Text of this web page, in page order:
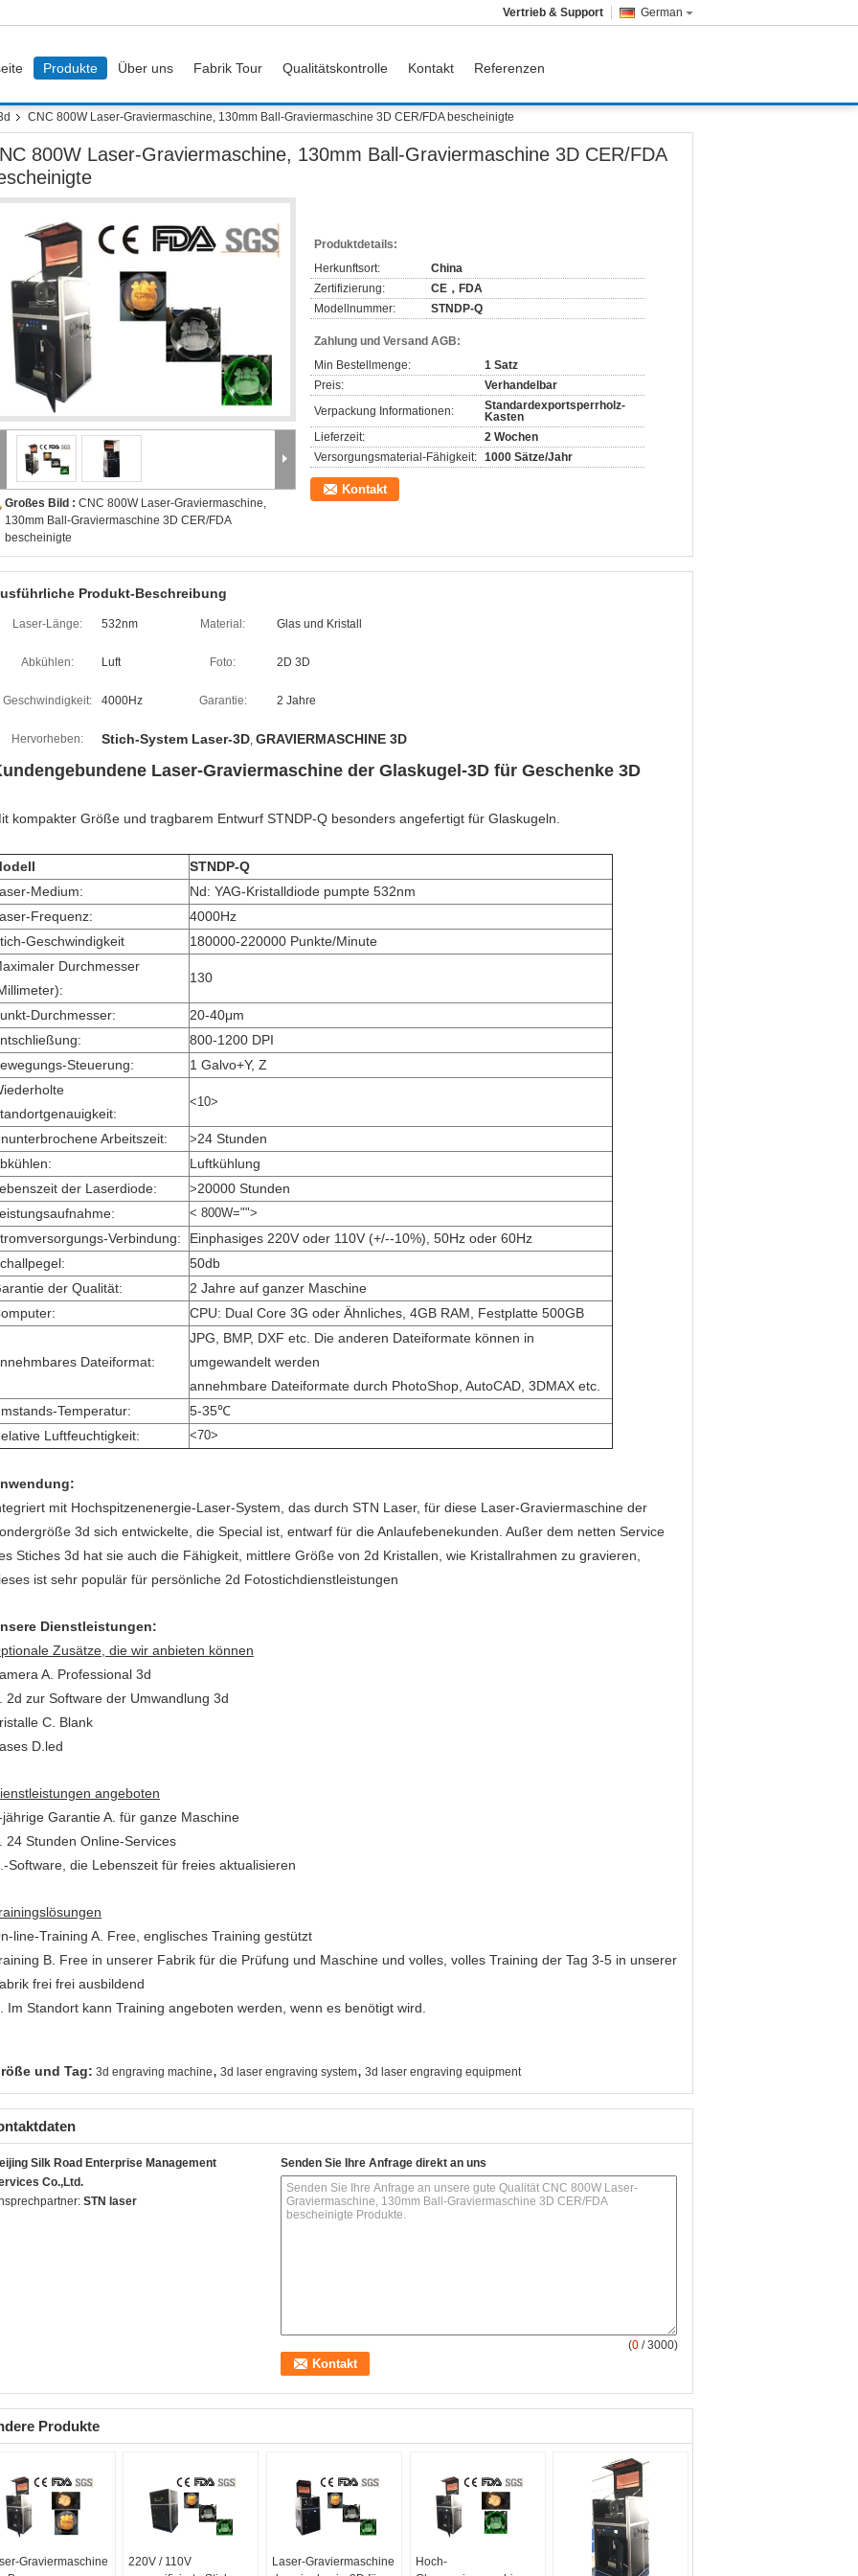
German
Vertrieb & Support
Produkte Über uns Fabrik Tour Qualitätskontrolle Kontakt Referenzen
CNC 800W Laser-Graviermaschine, 130mm Ball-Graviermaschine 3D CER/FDA bescheinigte
800W Laser-Graviermaschine, 130mm Ball-Graviermaschine 3D CER/FDA
Großes Bild : CNC 800W Laser-Graviermaschine,
130mm Ball-Graviermaschine 3D CER/FDA
bescheinigte
Produktdetails:
Herkunftsort:
China
Zertifizierung:
CE，FDA
Modellnummer:
STNDP-Q
Zahlung und Versand AGB:
Min Bestellmenge:
1 Satz
Preis:
Verhandelbar
Verpackung Informationen:
Standardexportsperrholz-
Kasten
Lieferzeit:
2 Wochen
Versorgungsmaterial-Fähigkeit: 1000 Sätze/Jahr
Kontakt
Produkt-Beschreibung
Laser-Länge: 532nm Material: Glas und Kristall
Abkühlen: Luft Foto: 2D 3D
Geschwindigkeit: 4000Hz Garantie: 2 Jahre
Hervorheben: Stich-System Laser-3D, GRAVIERMASCHINE 3D
Laser-Graviermaschine der Glaskugel-3D für Geschenke 3D
kompakter Größe und tragbarem Entwurf STNDP-Q besonders angefertigt für Glaskugeln.
STNDP-Q
Medium:
Nd: YAG-Kristalldiode pumpte 532nm
Frequenz:
4000Hz
Geschwindigkeit
180000-220000 Punkte/Minute
Durchmesser
130
Durchmesser:
20-40μm
800-1200 DPI
Steuerung:
1 Galvo+Y, Z
<10>
Arbeitszeit: >24 Stunden
Luftkühlung
der Laserdiode:
>20000 Stunden
< 800W="">
Verbindung:
Einphasiges 220V oder 110V (+/--10%), 50Hz oder 60Hz
50db
der Qualität:
2 Jahre auf ganzer Maschine
CPU: Dual Core 3G oder Ähnliches, 4GB RAM, Festplatte 500GB
Dateiformat:
JPG, BMP, DXF etc. Die anderen Dateiformate können in
umgewandelt werden
annehmbare Dateiformate durch PhotoShop, AutoCAD, 3DMAX etc.
Temperatur:
5-35℃
Luftfeuchtigkeit:
<70>
mit Hochspitzenenergie-Laser-System, das durch STN Laser, für diese Laser-Graviermaschine der
3d sich entwickelte, die Special ist, entwarf für die Anlaufebenekunden. Außer dem netten Service
Stiches 3d hat sie auch die Fähigkeit, mittlere Größe von 2d Kristallen, wie Kristallrahmen zu gravieren,
ist sehr populär für persönliche 2d Fotostichdienstleistungen
Dienstleistungen:
Zusätze, die wir anbieten können
A. Professional 3d
2d zur Software der Umwandlung 3d
C. Blank
D.led
angeboten
jährige Garantie A. für ganze Maschine
24 Stunden Online-Services
Software, die Lebenszeit für freies aktualisieren
line-Training A. Free, englisches Training gestützt
B. Free in unserer Fabrik für die Prüfung und Maschine und volles, volles Training der Tag 3-5 in unserer
frei frei ausbildend
Im Standort kann Training angeboten werden, wenn es benötigt wird.
und Tag: 3d engraving machine, 3d laser engraving system, 3d laser engraving equipment
Silk Road Enterprise Management
Co.,Ltd.
STN laser
Senden Sie Ihre Anfrage direkt an uns
(0 / 3000)
Produkte
Graviermaschine
220V / 110V
Laser-Graviermaschine
Hoch-